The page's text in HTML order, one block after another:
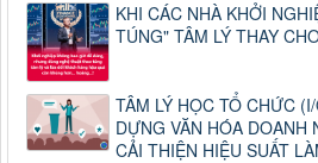
KHI CÁC NHÀ KHỞI
TÚNG" TÂM LÝ THAY
TÂM LÝ HỌC TỔ CHỨC
DỰNG VĂN HÓA DOANH
CẢI THIỆN HIỆU SUẤT